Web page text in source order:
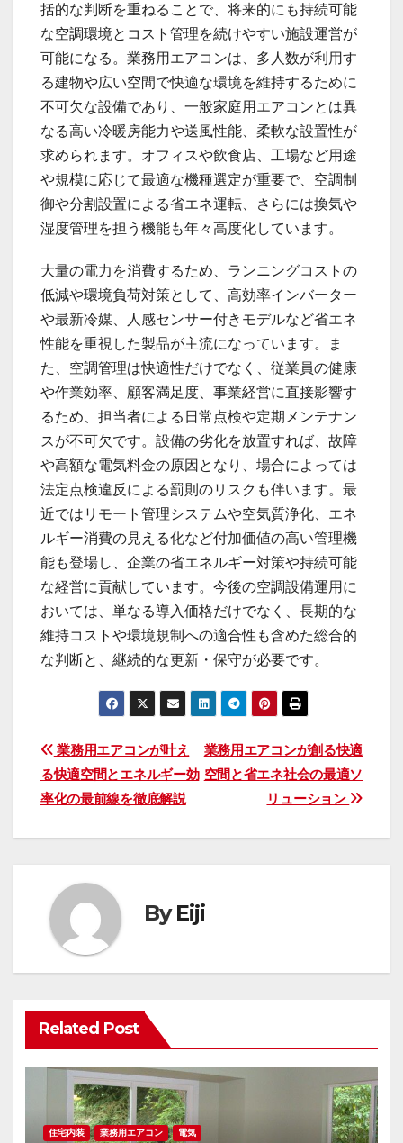
括的な判断を重ねることで、将来的にも持続可能
な空調環境とコスト管理を続けやすい施設運営が
可能になる。業務用エアコンは、多人数が利用す
る建物や広い空間で快適な環境を維持するために
不可欠な設備であり、一般家庭用エアコンとは異
なる高い冷暖房能力や送風性能、柔軟な設置性が
求められます。オフィスや飲食店、工場など用途
や規模に応じて最適な機種選定が重要で、空調制
御や分割設置による省エネ運転、さらには換気や
湿度管理を担う機能も年々高度化しています。
大量の電力を消費するため、ランニングコストの
低減や環境負荷対策として、高効率インバーター
や最新冷媒、人感センサー付きモデルなど省エネ
性能を重視した製品が主流になっています。ま
た、空調管理は快適性だけでなく、従業員の健康
や作業効率、顧客満足度、事業経営に直接影響す
るため、担当者による日常点検や定期メンテナン
スが不可欠です。設備の劣化を放置すれば、故障
や高額な電気料金の原因となり、場合によっては
法定点検違反による罰則のリスクも伴います。最
近ではリモート管理システムや空気質浄化、エネ
ルギー消費の見える化など付加価値の高い管理機
能も登場し、企業の省エネルギー対策や持続可能
な経営に貢献しています。今後の空調設備運用に
おいては、単なる導入価格だけでなく、長期的な
維持コストや環境規制への適合性も含めた総合的
な判断と、継続的な更新・保守が必要です。
投
稿
ナ
ゲ
ー
シ
ョ
ン
業務用エアコンが創る快適
空間と省エネ社会の最適ソ
リューション
業務用エアコンが叶え
る快適空間とエネルギー効
率化の最前線を徹底解説
ByEiji
Related Post
住宅内装 業務用エアコン 電気